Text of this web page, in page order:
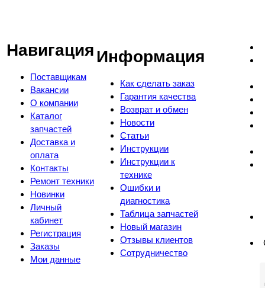
Навигация
Поставщикам
Вакансии
О компании
Каталог
запчастей
Доставка и
оплата
Контакты
Ремонт техники
Новинки
Личный
кабинет
Регистрация
Заказы
Мои данные
Информация
Как сделать заказ
Гарантия качества
Возврат и обмен
Новости
Статьи
Инструкции
Инструкции к
технике
Ошибки и
диагностика
Таблица запчастей
Новый магазин
Отзывы клиентов
Сотрудничество